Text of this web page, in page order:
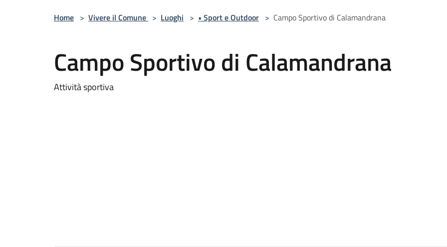
Home > Vivere il Comune > Luoghi > • Sport e Outdoor > Campo Sportivo di Calamandrana
Campo Sportivo di Calamandrana
Attività sportiva